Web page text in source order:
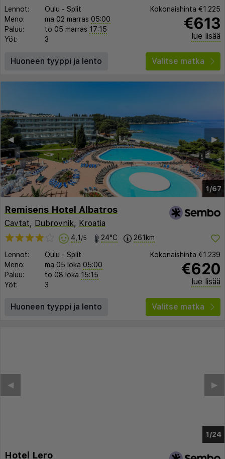
Lennot: Oulu - Split
Meno:
ma 02 marras 05:00
Paluu:
to 05 marras 17:15
Yöt:
3
Kokonaishinta €1.225
€613
lue lisää
Huoneen tyyppi ja lento Valitse matka
1/67
▶︎
◀︎
Remisens Hotel Albatros
Cavtat, Dubrovnik, Kroatia
4,1 /5 24°C 261km
Lennot: Oulu - Split
Meno:
ma 05 loka 05:00
Paluu:
to 08 loka 15:15
Yöt:
3
Kokonaishinta €1.239
€620
lue lisää
Huoneen tyyppi ja lento Valitse matka
1/19
▶︎
◀︎
Hotel Lero